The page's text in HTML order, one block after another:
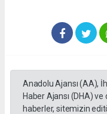
Anadolu Ajansı (AA),
Haber Ajansı (DHA)
haberler, sitemizin